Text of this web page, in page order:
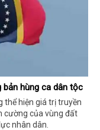
hùng ca dân tộc
thể hiện giá trị truyền
cường của vùng đất
nhân dân.